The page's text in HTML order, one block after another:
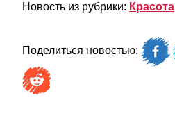
Новость из рубрики: Красота
Поделиться новостью: